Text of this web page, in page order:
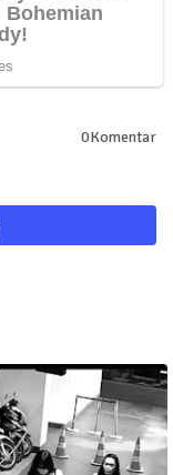
0Komentar